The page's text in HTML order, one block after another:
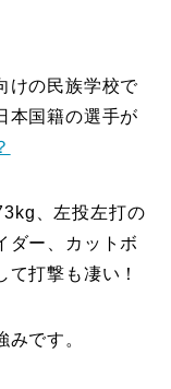
けの民族学校で
本国籍の選手が
、左投左打の
ダー、カットボ
打撃も凄い！
です。